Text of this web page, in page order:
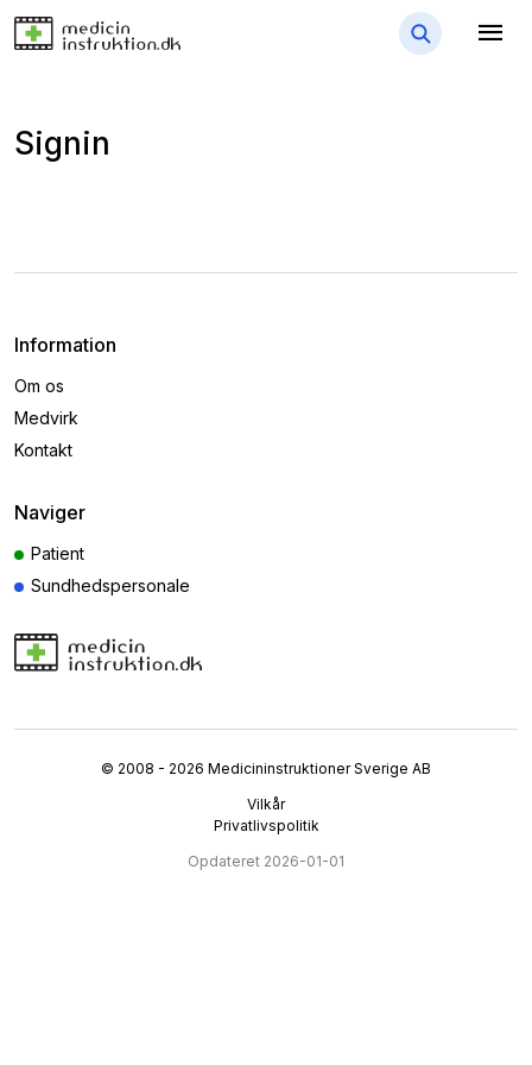
menu
Signin
Information
Om os
Medvirk
Kontakt
Naviger
Patient
Sundhedspersonale
© 2008 - 2026 Medicininstruktioner Sverige AB
Vilkår
Privatlivspolitik
Opdateret 2026-01-01